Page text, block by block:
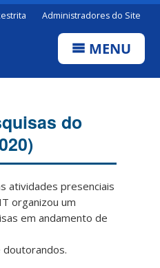
Administradores do Site
MENU
do
atividades presenciais
organizou um
em andamento de
doutorandos.